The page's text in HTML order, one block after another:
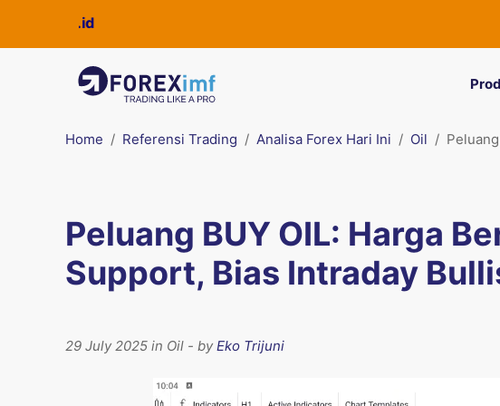
Home Referensi Trading Analisa Forex Hari Ini Oil
Peluang BUY OIL: Harga
Support, Bias Intraday
29 July 2025 in Oil - byEko Trijuni